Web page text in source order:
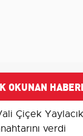
OKUNAN
Çiçek
verdi